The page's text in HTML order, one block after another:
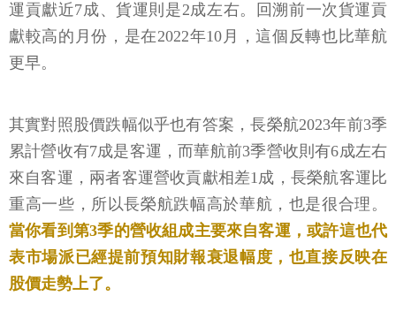
運貢獻近7成、貨運則是2成左右。回溯前一次貨運貢
獻較高的月份，是在2022年10月，這個反轉也比華航
更早。
其實對照股價跌幅似乎也有答案，長榮航2023年前3季
累計營收有7成是客運，而華航前3季營收則有6成左右
來自客運，兩者客運營收貢獻相差1成，長榮航客運比
重高一些，所以長榮航跌幅高於華航，也是很合理。
當你看到第3季的營收組成主要來自客運，或許這也代
表市場派已經提前預知財報衰退幅度，也直接反映在
股價走勢上了。